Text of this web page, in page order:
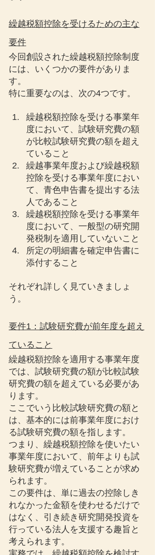
繰越税額控除を受けるための主な
要件
今回創設された繰越税額控除制度
には、いくつかの要件がありま
す。
特に重要なのは、次の4つです。
繰越税額控除を受ける事業年
度において、試験研究費の額
が比較試験研究費の額を超え
ていること
繰越事業年度および繰越税額
控除を受ける事業年度におい
て、青色申告書を提出する法
人であること
繰越税額控除を受ける事業年
度において、一般型の研究開
発税制を適用していないこと
所定の明細書を確定申告書に
添付すること
それぞれ詳しく見ていきましょ
う。
要件1：試験研究費が前年度を超え
ていること
繰越税額控除を適用する事業年度
では、試験研究費の額が比較試験
研究費の額を超えている必要があ
ります。
ここでいう比較試験研究費の額と
は、基本的には前事業年度におけ
る試験研究費の額を指します。
つまり、繰越税額控除を使いたい
事業年度において、前年よりも試
験研究費が増えていることが求め
られます。
この要件は、単に過去の控除しき
れなかった金額を使わせるだけで
はなく、引き続き研究開発投資を
行っている法人を支援する趣旨と
考えられます。